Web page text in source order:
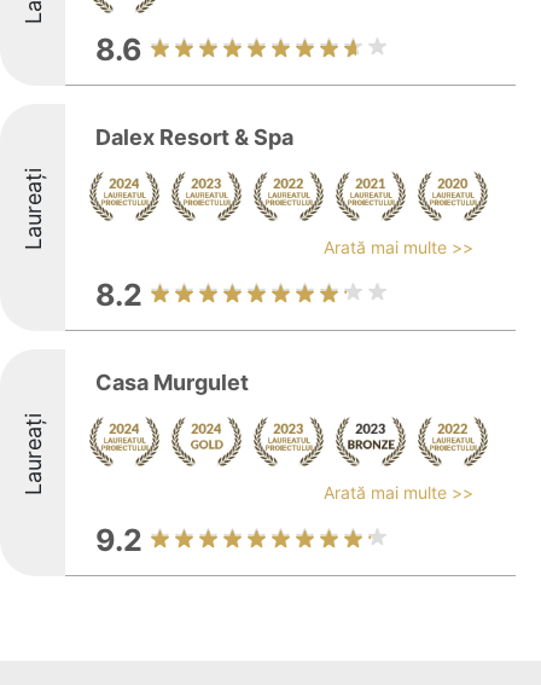
8.6
Laureați
Dalex Resort & Spa
Arată mai multe >>
8.2
Laureați
Casa Murgulet
Arată mai multe >>
9.2